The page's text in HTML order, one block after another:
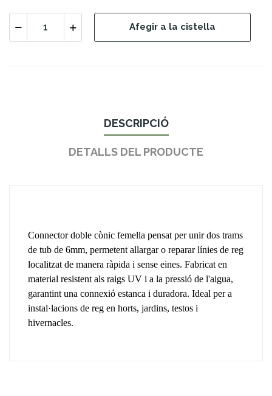
Afegir a la cistella
DESCRIPCIÓ
DETALLS DEL PRODUCTE
Connector doble cònic femella pensat per unir dos trams
de tub de 6mm, permetent allargar o reparar línies de reg
localitzat de manera ràpida i sense eines. Fabricat en
material resistent als raigs UV i a la pressió de l'aigua,
garantint una connexió estanca i duradora. Ideal per a
instal·lacions de reg en horts, jardins, testos i
hivernacles.